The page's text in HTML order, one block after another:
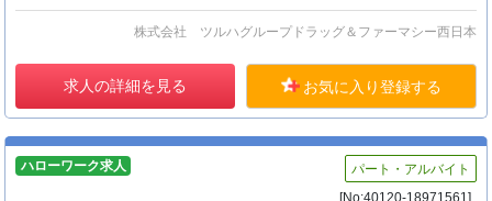
株式会社 ツルハグループドラッグ＆ファーマシー西日本
求人の詳細を見る お気に入り登録する
ハローワーク求人
パート・アルバイト